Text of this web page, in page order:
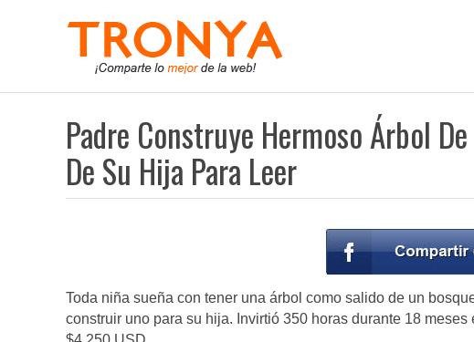
Padre Construye Hermoso Árbol
De Su Hija Para Leer
Toda niña sueña con tener una árbol como salido de un
construir uno para su hija. Invirtió 350 horas durante 18